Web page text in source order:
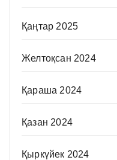
Қаңтар 2025
Желтоқсан 2024
Қараша 2024
Қазан 2024
Қыркүйек 2024